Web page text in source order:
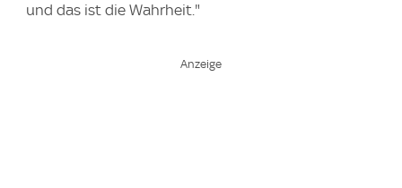
und das ist die Wahrheit."